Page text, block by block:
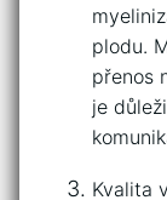
‌plodu.‍
​přenos
je​
Kvalita